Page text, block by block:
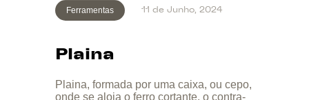
Ferramentas
Plaina
11 de Junho, 2024
Plaina, formada por uma caixa, ou cepo,
onde se aloja o ferro cortante, o contra-